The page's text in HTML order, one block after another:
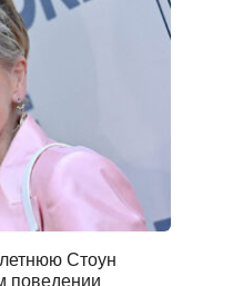
Стоун
поведении